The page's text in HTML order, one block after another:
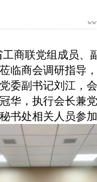
商联党组成员、
临商会调研指导
委副书记刘江，
华，执行会长兼
书处相关人员参